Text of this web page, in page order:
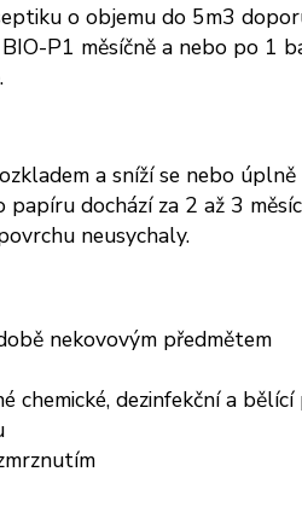
o objemu do 5m3
P1 měsíčně a nebo po 1
a sníží se nebo úplně
dochází za 2 až 3
neusychaly.
nekovovým předmětem
chemické, dezinfekční a